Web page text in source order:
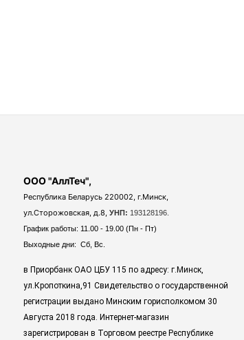
ООО "АллТеч",
Республика Беларусь 220002, г.Минск,
ул.Сторожовская, д.8, УНП: 193128196.
График работы: 11.00 - 19.00 (Пн - Пт)
Выходные дни: Сб, Вс.
в Приорбанк ОАО ЦБУ 115 по адресу: г.Минск,
ул.Кропоткина,91 Свидетельство о государственной
регистрации выдано Минским горисполкомом 30
Августа 2018 года. Интернет-магазин
зарегистрирован в Торговом реестре Республике